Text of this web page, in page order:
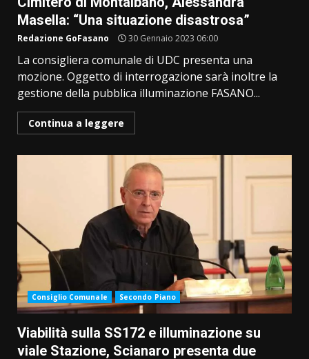
Masella: “Una situazione disastrosa”
Redazione GoFasano 30 Gennaio 2023 06:00
La consigliera comunale di UDC presenta una
mozione. Oggetto di interrogazione sarà inoltre la
gestione della pubblica illuminazione FASANO...
Continua a leggere
Consiglio Comunale Secondo Piano
Viabilità sulla SS172 e illuminazione su
viale Stazione, Scianaro presenta due